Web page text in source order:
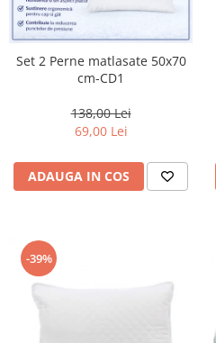
Lenjerii de pat Bumbac Poplin
Lenjerii de pat Catifea
Lenjerii de pat Damasc
Lenjerii de pat Finet + 2 Draperii
Lenjerii de pat Finet cu PLIURI
Lenjerii de pat finet Home
Lenjerii de pat Saten 4 piese cu
Set 2 Perne matlasate 50x70
cm-CD1
138,00 Lei
69,00 Lei
ADAUGA IN COS
-39%